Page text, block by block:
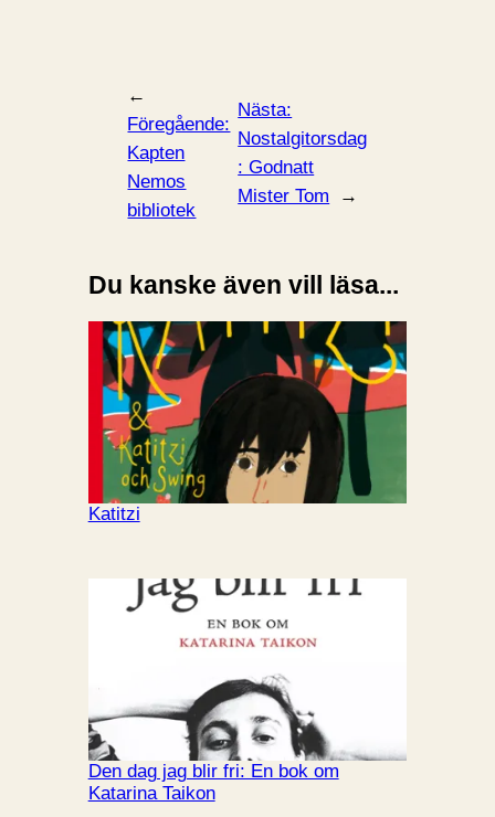
←
Föregående:
Kapten
Nemos
bibliotek
Nästa:
Nostalgitorsdag
: Godnatt
Mister Tom
→
Du kanske även vill läsa...
Katitzi
Den dag jag blir fri: En bok om
Katarina Taikon